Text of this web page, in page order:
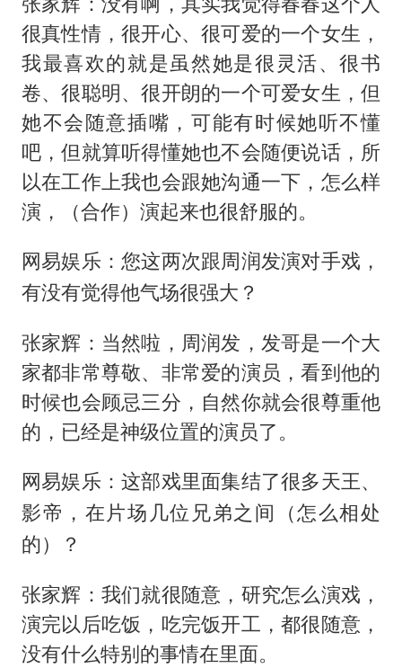
很真性情，很开心、很可爱的一个女生，
我最喜欢的就是虽然她是很灵活、很书
卷、很聪明、很开朗的一个可爱女生，但
她不会随意插嘴，可能有时候她听不懂
吧，但就算听得懂她也不会随便说话，所
以在工作上我也会跟她沟通一下，怎么样
演，（合作）演起来也很舒服的。
网易娱乐：您这两次跟周润发演对手戏，
有没有觉得他气场很强大？
张家辉：当然啦，周润发，发哥是一个大
家都非常尊敬、非常爱的演员，看到他的
时候也会顾忌三分，自然你就会很尊重他
的，已经是神级位置的演员了。
网易娱乐：这部戏里面集结了很多天王、
影帝，在片场几位兄弟之间（怎么相处
的）？
张家辉：我们就很随意，研究怎么演戏，
演完以后吃饭，吃完饭开工，都很随意，
没有什么特别的事情在里面。